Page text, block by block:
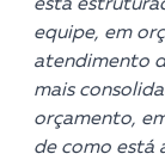
está
equipe, em
atendimento
mais
orçamento,
de como está